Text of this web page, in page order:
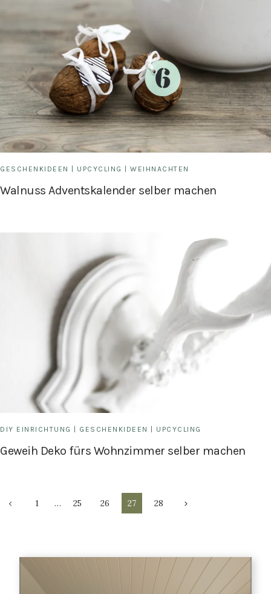
GESCHENKIDEEN | UPCYCLING | WEIHNACHTEN
Walnuss Adventskalender selber machen
DIY EINRICHTUNG GESCHENKIDEEN UPCYCLING
Geweih Deko fürs Wohnzimmer selber machen
Seitennavigation
Vorherige
1 … 25 26 27 28
Nächste